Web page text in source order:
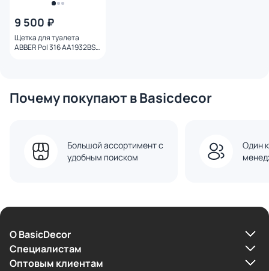
9 500 ₽
Щетка для туалета
ABBER Pol 316 AA1932BST
Почему покупают в Basicdecor
Большой ассортимент с
удобным поиском
Один
О BasicDecor
Cпециалистам
Оптовым клиентам